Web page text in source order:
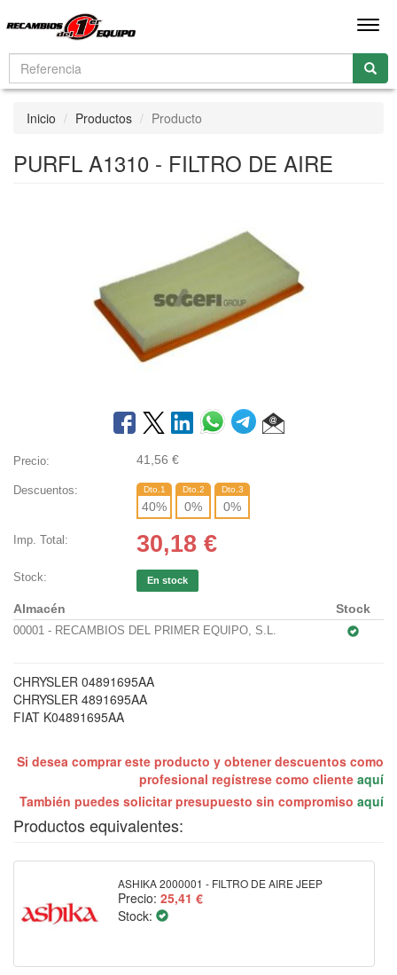
Inicio Productos Producto
PURFL A1310 - FILTRO DE AIRE
Precio: 41,56 €
Descuentos: Dto.1
40%
Dto.2
0%
Dto.3
0%
Imp. Total: 30,18 €
Stock: En stock
Almacén Stock
00001 - RECAMBIOS DEL PRIMER EQUIPO, S.L.
CHRYSLER 04891695AA
CHRYSLER 4891695AA
FIAT K04891695AA
Si desea comprar este producto y obtener descuentos como
profesional regístrese como cliente aquí
También puedes solicitar presupuesto sin compromiso aquí
Productos equivalentes:
ASHIKA 2000001 - FILTRO DE AIRE JEEP
Precio: 25,41 €
Stock: